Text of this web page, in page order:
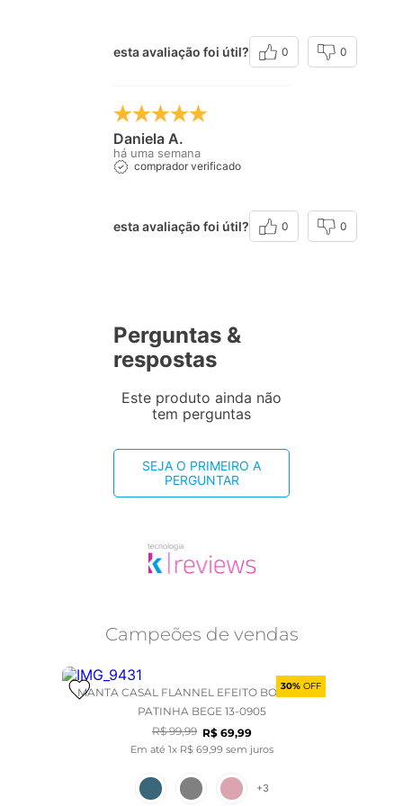
esta avaliação foi útil? 0 0
Daniela A.
há uma semana
comprador verificado
esta avaliação foi útil? 0 0
Perguntas &
respostas
Este produto ainda não
tem perguntas
SEJA O PRIMEIRO A
PERGUNTAR
Campeões de vendas
30% OFF
MANTA CASAL FLANNEL EFEITO BORDADA -
PATINHA BEGE 13-0905
R$ 99,99 R$ 69,99
Em até 1x R$ 69 99 sem juros
+3